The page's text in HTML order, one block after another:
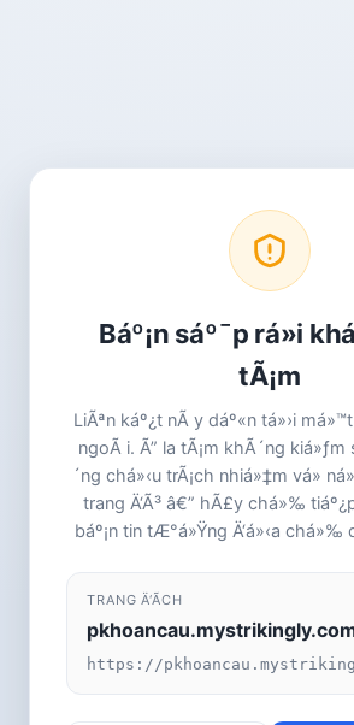
Báº¡n sáº¯p rá»i
tÃ¡m
LiÃªn káº¿t nÃ y dáº«n tá»›i
ngoÃ i. Ã” la tÃ¡m khÃ´ng
´ng chá»‹u trÃ¡ch nhiá»‡m vá»
trang Ä‘Ã³ â€” hÃ£y chá»‰
báº¡n tin tÆ°á»Ÿng Ä‘á»‹a chá»‰
TRANG Ä‘Ã­CH
https://